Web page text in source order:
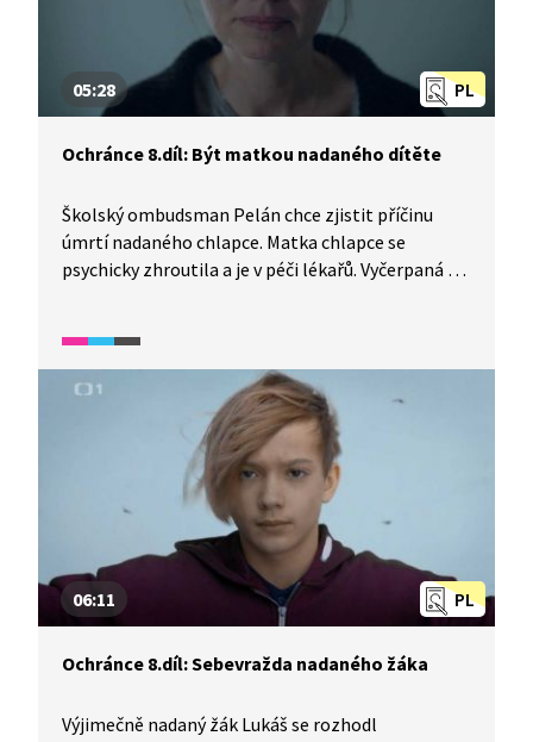
PL
05:28
Ochránce 8.díl: Být matkou nadaného dítěte
Školský ombudsman Pelán chce zjistit příčinu
úmrtí nadaného chlapce. Matka chlapce se
psychicky zhroutila a je v péči lékařů. Vyčerpaná se
PL
06:11
Ochránce 8.díl: Sebevražda nadaného žáka
Výjimečně nadaný žák Lukáš se rozhodl